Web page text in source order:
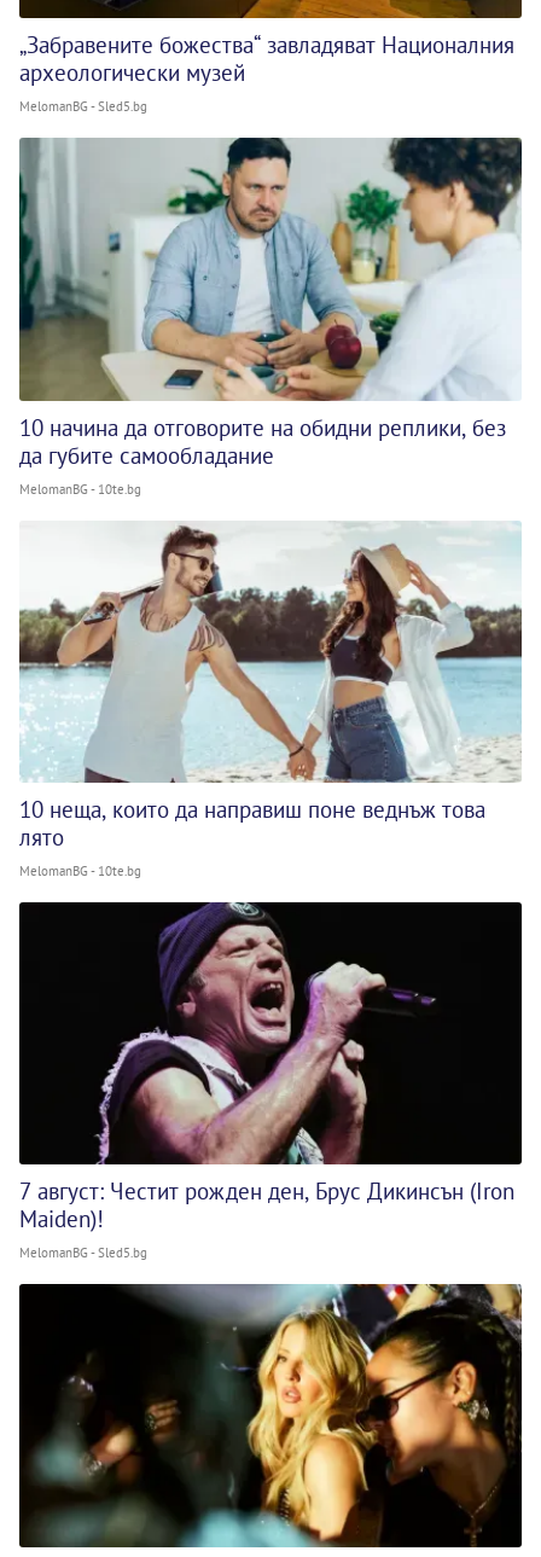
„Забравените божества“ завладяват Националния
археологически музей
MelomanBG - Sled5.bg
10 начина да отговорите на обидни реплики, без
да губите самообладание
MelomanBG - 10te.bg
10 неща, които да направиш поне веднъж това
лято
MelomanBG - 10te.bg
7 август: Честит рожден ден, Брус Дикинсън (Iron
Maiden)!
MelomanBG - Sled5.bg